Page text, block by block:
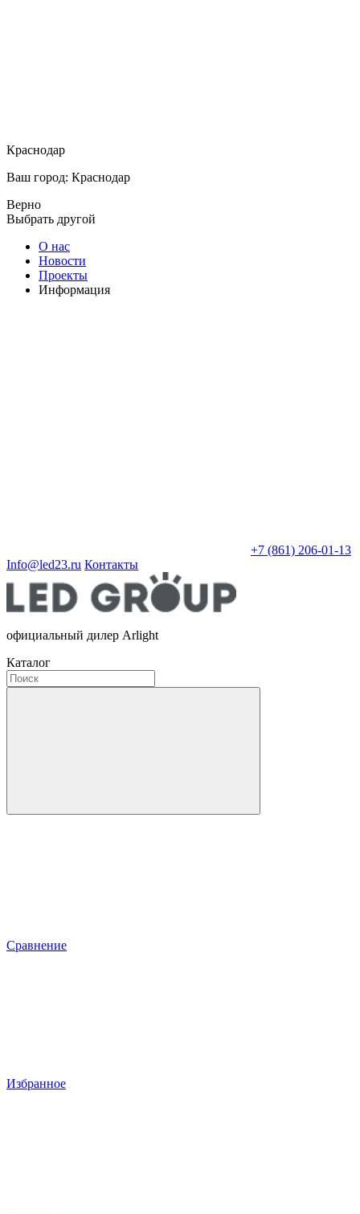
Краснодар
Ваш город: Краснодар
Верно
Выбрать другой
О нас
Новости
Проекты
Информация
+7 (861) 206-01-13
Info@led23.ru Контакты
официальный дилер Arlight
Каталог
Сравнение
Избранное